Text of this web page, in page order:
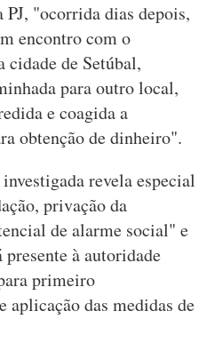
PJ, "ocorrida dias depois,
encontro com o
cidade de Setúbal,
para outro local,
e coagida a
obtenção de dinheiro".
revela especial
privação da
de alarme social" e
à autoridade
primeiro
das medidas de